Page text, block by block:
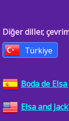
Diğer diller,
Türkiye
Boda de Elsa
Elsa and